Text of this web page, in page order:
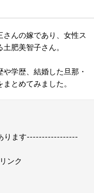
んの嫁であり、女性ス
肥美智子さん。
学歴、結婚した旦那・
とめてみました。
ります-----------------
ンク